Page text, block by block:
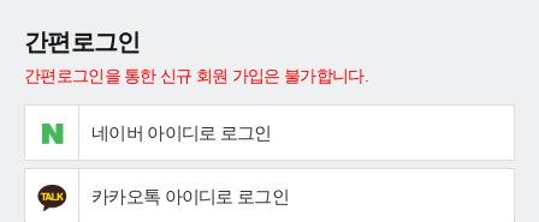
간편로그인
간편로그인을 통한 신규 회원 가입은 불가합니다.
네이버 아이디로 로그인
카카오톡 아이디로 로그인